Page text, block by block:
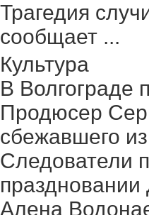
Трагедия
сообщает ...
Культура
В Волгограде
Продюсер
сбежавшего
Следователи
Алена